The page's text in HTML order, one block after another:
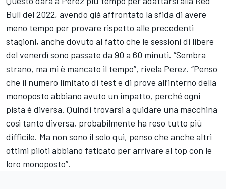
Bull del 2022, avendo già affrontato la sfida di avere
meno tempo per provare rispetto alle precedenti
stagioni, anche dovuto al fatto che le sessioni di libere
del venerdì sono passate da 90 a 60 minuti. “Sembra
strano, ma mi è mancato il tempo”, rivela Perez. “Penso
che il numero limitato di test e di prove all’interno della
monoposto abbiano avuto un impatto, perché ogni
pista è diversa. Quindi trovarsi a guidare una macchina
così tanto diversa, probabilmente ha reso tutto più
difficile. Ma non sono il solo qui, penso che anche altri
ottimi piloti abbiano faticato per arrivare al top con le
loro monoposto”.